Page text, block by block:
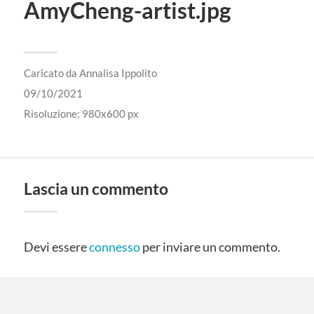
AmyCheng-artist.jpg
Caricato da Annalisa Ippolito
09/10/2021
Risoluzione: 980x600 px
Lascia un commento
Devi essereconnessoper inviare un commento.